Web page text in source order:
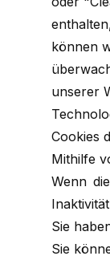
können
unserer
Cookies
Mithilfe
Wenn
Sie
Sie